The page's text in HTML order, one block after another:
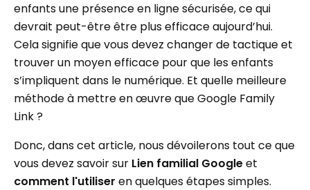
enfants une présence en ligne sécurisée, ce qui
devrait peut-être être plus efficace aujourd’hui.
Cela signifie que vous devez changer de tactique et
trouver un moyen efficace pour que les enfants
s’impliquent dans le numérique. Et quelle meilleure
méthode à mettre en œuvre que Google Family
Link ?
Donc, dans cet article, nous dévoilerons tout ce que
vous devez savoir sur Lien familial Googleet
comment l'utiliser en quelques étapes simples.